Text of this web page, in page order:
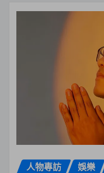
人物專訪 娛樂